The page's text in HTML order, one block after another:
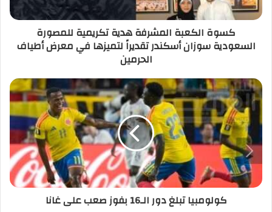
كسوة الكعبة المشرفة هدية تكريمية للمصورة
السعودية سوزان أسكندر تقديراً لتميزها في معرض أطياف
الحرمين
كولومبيا تبلغ دور الـ16 بفوز صعب على غانا